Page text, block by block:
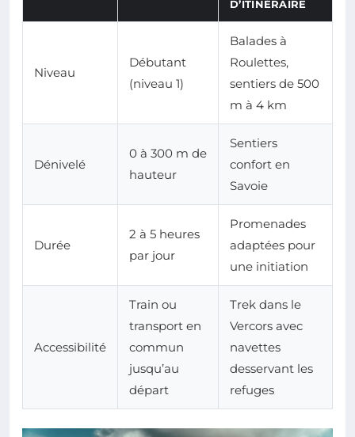
D’ITINÉRAIRE
Niveau
Débutant
(niveau 1)
Balades à
Roulettes,
sentiers de 500
m à 4 km
Dénivelé
0 à 300 m de
hauteur
Sentiers
confort en
Savoie
Durée
2 à 5 heures
par jour
Promenades
adaptées pour
une initiation
Accessibilité
Train ou
transport en
commun
jusqu’au
départ
Trek dans le
Vercors avec
navettes
desservant les
refuges